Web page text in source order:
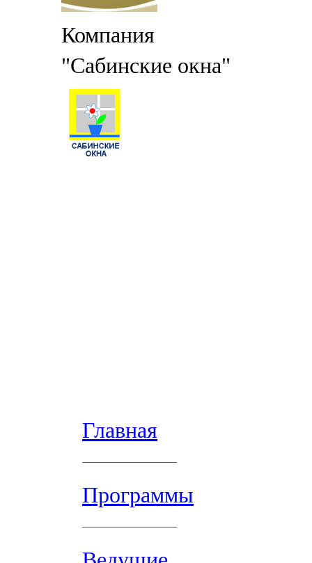
Компания
"Сабинские окна"
Главная
Программы